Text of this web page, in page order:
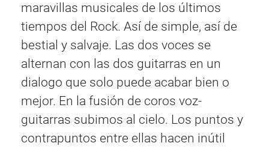
maravillas musicales de los últimos
tiempos del Rock. Así de simple, así de
bestial y salvaje. Las dos voces se
alternan con las dos guitarras en un
dialogo que solo puede acabar bien o
mejor. En la fusión de coros voz-
guitarras subimos al cielo. Los puntos y
contrapuntos entre ellas hacen inútil